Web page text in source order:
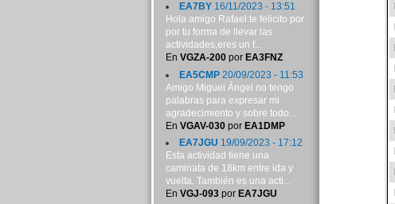
EA7BY16/11/2023 - 13:51
Hola amigo Rafael:te felicito por
por tu forma de llevar las
actividades,eres un f...
En VGZA-200por EA3FNZ
EA5CMP20/09/2023 - 11:53
Amigo Miguel Ángel no tengo
palabras para expresar mi
agradecimiento y sobre todo...
En VGAV-030por EA1DMP
EA7JGU 19/09/2023 - 17:12
Esta actividad tiene una
caminata de 18km entre ida y
vuelta. También es una acti...
En VGJ-093por EA7JGU